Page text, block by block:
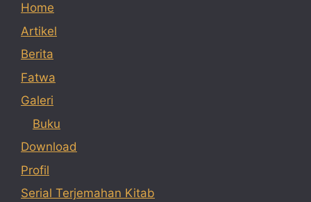
Home
Artikel
Berita
Fatwa
Galeri
Buku
Download
Profil
Serial Terjemahan Kitab